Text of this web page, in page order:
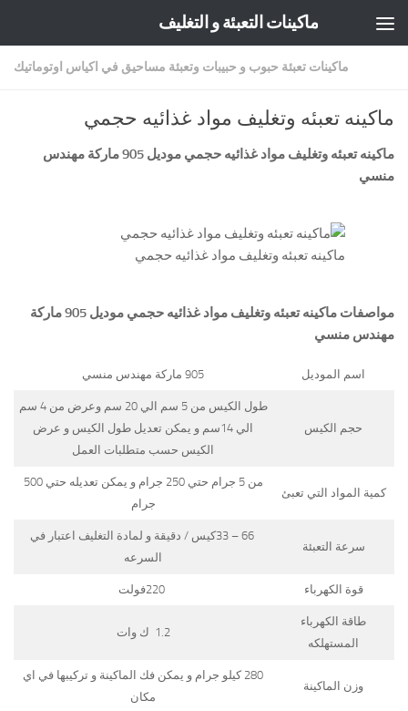
ماكينات التعبئة و التغليف
ماكينات تعبئة حبوب و حبيبات وتعبئة مساحيق في اكياس اوتوماتيك
ماكينه تعبئه وتغليف مواد غذائيه حجمي
ماكينه تعبئه وتغليف مواد غذائيه حجمي موديل 905 ماركة
مهندس
منسي
ماكينه تعبئه وتغليف مواد غذائيه حجمي
مواصفات ماكينه تعبئه وتغليف مواد غذائيه حجمي
موديل 905 ماركة
مهندس منسي
اسم الموديل 905 ماركة مهندس منسي
حجم الكيس
طول الكيس من 5 سم الي 20 سم وعرض من 4 سم
الي 14سم و يمكن تعديل طول الكيس و عرض
الكيس حسب متطلبات العمل
كمية المواد التي تعبئ
من 5 جرام حتي 250 جرام و يمكن تعديله حتي 500
جرام
سرعة التعبئة
66 – 33كيس / دقيقة و لمادة التغليف اعتبار في
السرعه
قوة الكهرباء
طاقة الكهرباء
المستهلكه
1.2 ك وات
وزن الماكينة
280 كيلو جرام و يمكن فك الماكينة و تركيبها في اي
مكان